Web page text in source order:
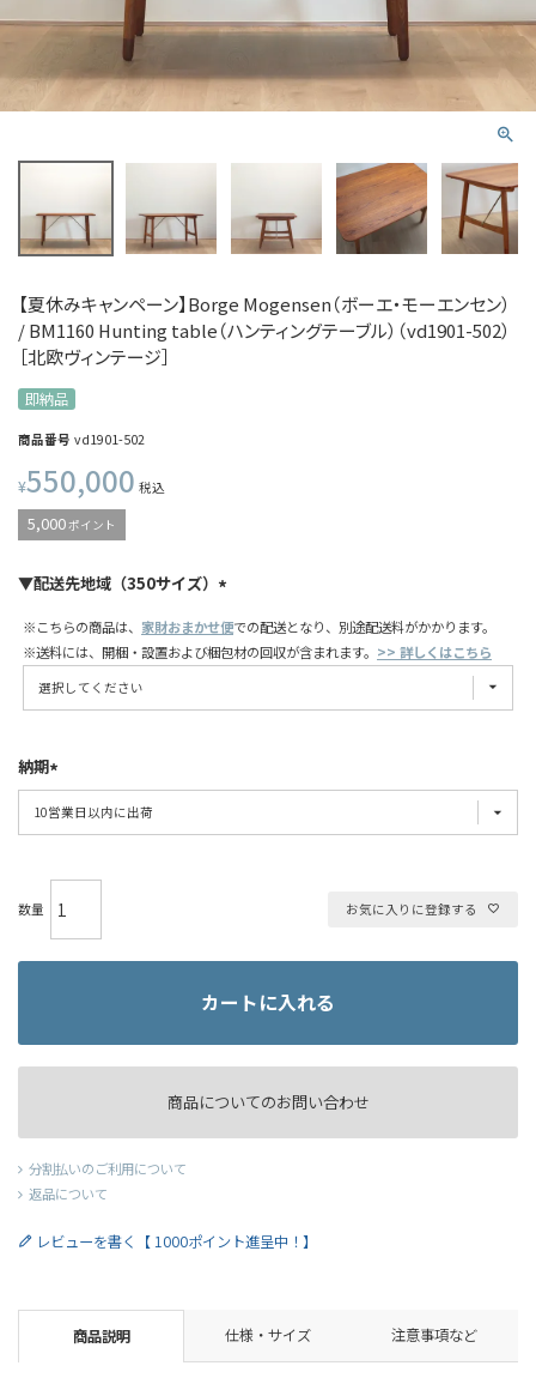
【夏休みキャンペーン】Borge Mogensen（ボーエ・モーエンセン）
/ BM1160 Hunting table（ハンティングテーブル）（vd1901-502）
［北欧ヴィンテージ］
即納品
商品番号 vd1901-502
¥550,000 税込
5,000ポイント
▼配送先地域（350サイズ）
※こちらの商品は、 家財おまかせ便での配送となり、別途配送料がかかります。
※送料には、開梱・設置および梱包材の回収が含まれます。 >> 詳しくはこちら
納期
お気に入りに登録する
カートに入れる
商品についてのお問い合わせ
分割払いのご利用について
返品について
レビューを書く【 1000ポイント進呈中！】
商品説明 仕様・サイズ 注意事項など